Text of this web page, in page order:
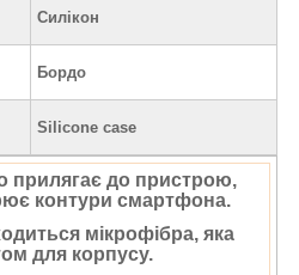
Силікон
Бордо
Silicone case
прилягає до пристрою,
контури смартфона.
мікрофібра, яка
для корпусу.